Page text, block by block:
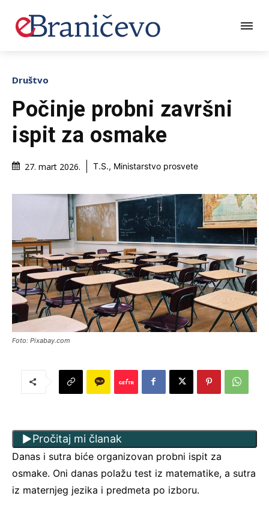
Društvo
Počinje probni završni
ispit za osmake
27. mart 2026. T.S., Ministarstvo prosvete
Foto: Pixabay.com
Pročitaj mi članak
Danas i sutra biće organizovan probni ispit za
osmake. Oni danas polažu test iz matematike, a sutra
iz maternjeg jezika i predmeta po izboru.